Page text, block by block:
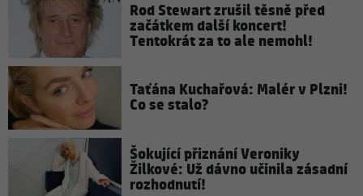
Rod Stewart zrušil těsně před
začátkem další koncert!
Tentokrát za to ale nemohl!
Taťána Kuchařová: Malér v Plzni!
Co se stalo?
Šokující přiznání Veroniky
Žilkové: Už dávno učinila zásadní
rozhodnutí!